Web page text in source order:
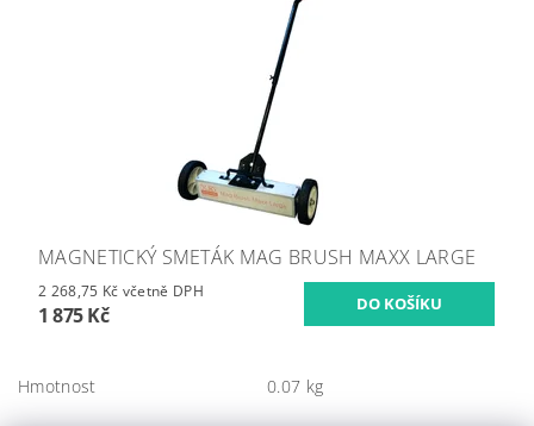
MAGNETICKÝ SMETÁK MAG BRUSH MAXX LARGE
2 268,75 Kč včetně DPH
1 875 Kč
Hmotnost 0.07 kg